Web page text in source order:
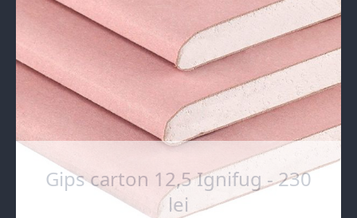
Gips carton 12,5 Ignifug - 230
lei